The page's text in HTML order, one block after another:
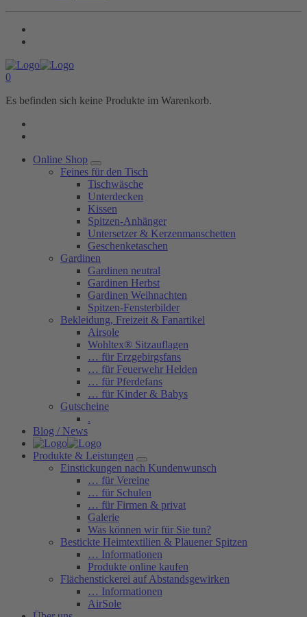
0
Es befinden sich keine Produkte im Warenkorb.
Online Shop
Feines für den Tisch
Tischwäsche
Unterdecken
Kissen
Spitzen-Anhänger
Untersetzer & Kerzenmanschetten
Geschenketaschen
Gardinen
Gardinen neutral
Gardinen Herbst
Gardinen Weihnachten
Spitzen-Fensterbilder
Bekleidung, Freizeit & Fanartikel
Airsole
Wohltex® Sitzauflagen
… für Erzgebirgsfans
… für Feuerwehr Helden
… für Pferdefans
… für Kinder & Babys
Gutscheine
.
Blog / News
Produkte & Leistungen
Einstickungen nach Kundenwunsch
… für Vereine
… für Schulen
… für Firmen & privat
Galerie
Was können wir für Sie tun?
Bestickte Heimtextilien & Plauener Spitzen
… Informationen
Produkte online kaufen
Flächenstickerei auf Abstandsgewirken
… Informationen
AirSole